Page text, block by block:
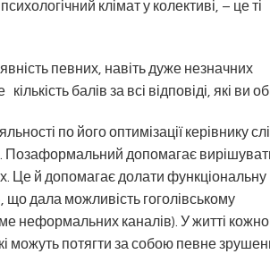
клімат у колективі, – це ті
певних, навіть дуже незначних
балів за всі відповіді, які ви
по його оптимізації керівнику
Позаформальний допомагає
Це й допомагає долати функціональну
що дала можливість гоголівському
неформальних каналів). У житті
можуть потягти за собою певне